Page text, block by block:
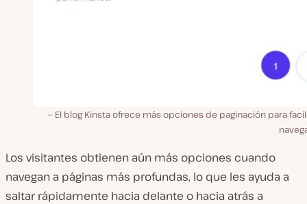
El blog Kinsta ofrece más opciones de paginación para
Los visitantes obtienen aún más opciones cuando
navegan a páginas más profundas, lo que les ayuda a
saltar rápidamente hacia delante o hacia atrás a